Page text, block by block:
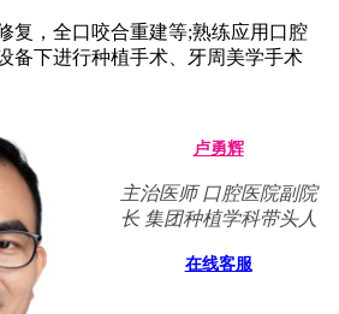
复，全口咬合重建等;熟练应用口腔
备下进行种植手术、牙周美学手术
卢勇辉
主治医师 口腔医院副院
长 集团种植学科带头人
在线客服